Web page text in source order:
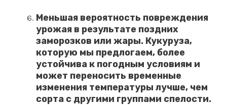
Меньшая вероятность повреждения
урожая в результате поздних
заморозков или жары. Кукуруза,
которую мы предлогаем, более
устойчива к погодным условиям и
может переносить временные
изменения температуры лучше, чем
сорта с другими группами спелости.